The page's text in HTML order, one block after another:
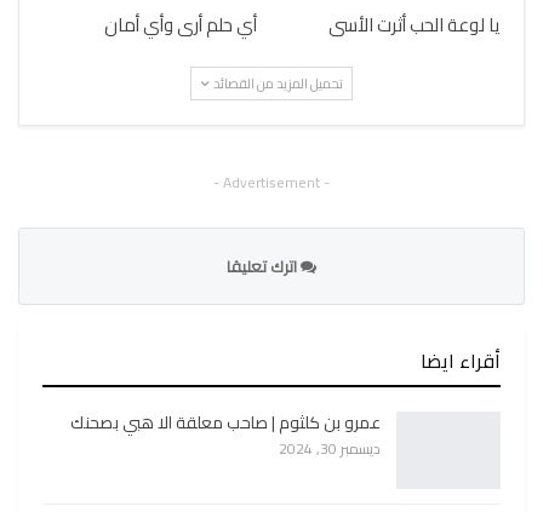
يا لوعة الحب أثرت الأسى أي حلم أرى وأي أمان
تحميل المزيد من القصائد
- Advertisement -
اترك تعليقا
أقراء ايضا
عمرو بن كلثوم | صاحب معلقة الا هبي بصحنك
ديسمبر 30, 2024